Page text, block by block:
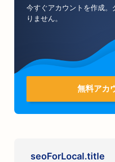
今すぐアカウントを作成
りません。
無料アカ
seoForLocal.title